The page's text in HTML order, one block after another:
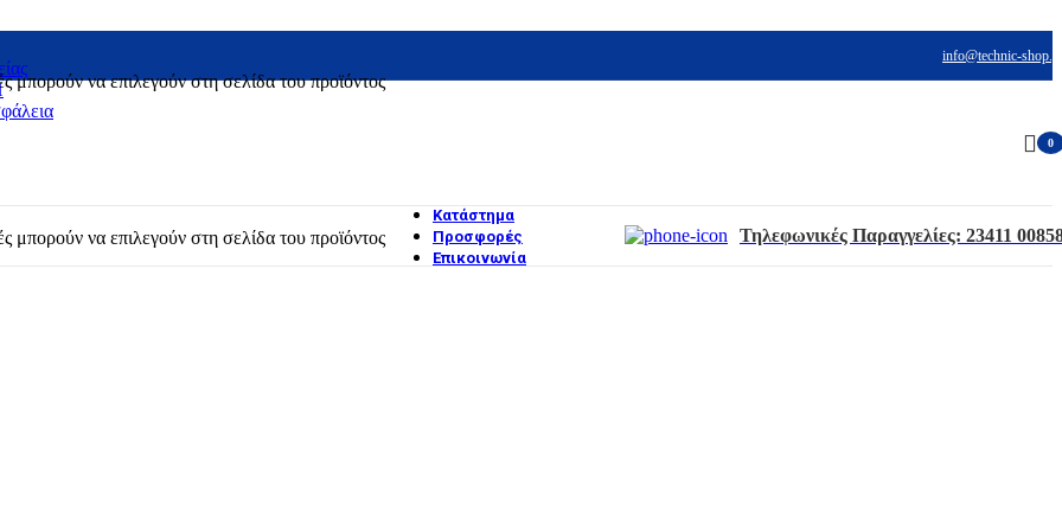
info@technic-
0
μπορούν να επιλεγούν στη σελίδα του προϊόντος
μπορούν να επιλεγούν στη σελίδα του προϊόντος
Κατάστημα
Προσφορές
Επικοινωνία
Τηλεφωνικές Παραγγελίες: 23411